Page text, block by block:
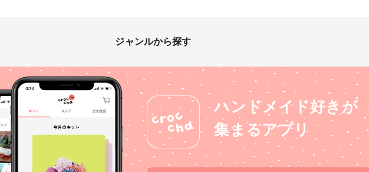
作品をSNSやcrocchaに投稿してみて
#ハンドメイド応援企画で投稿して盛
り上げることにご協力お願いします。
🚩応募条件 ・日本国内の方に限る ・
ご自身のSNSアカウント上で＃ハンド
メイド応援企画#どこでもホビーショ
ー で投稿にご協力頂ける方（強制で
はございません） 🚩モニターへの応
募方法 1.アプリ「croccha」をダウン
ロード。 2.croccha公式アカウント
ジャンルから探す
ハンドメイド好きが
集まるアプリ